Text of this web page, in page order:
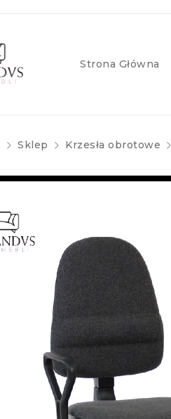
Strona Główna
Sklep Krzesła obrotowe